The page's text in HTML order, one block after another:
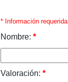
* Información requerida
Nombre: *
Valoración: *